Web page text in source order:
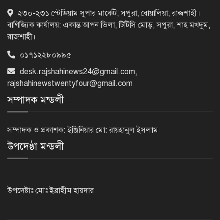
রাষ্ট্রপতি নির্বাচন: ডাকা হবে সংসদের বিশেষ
অধিবেশন
আহ্বান এমপি জামালের
২৩০-২৩১ স্টেডিয়াম সুপার মার্কেট, সপুরা, বোয়ালিয়া, রাজশাহী।
বাণিজ্যিক কার্যালয়: একান্ত আপন ভিলা, টিটিসি মোড়, সপুরা, শাহ মখদুম,
রাজশাহী।
০১৭১২২৮০৯৯৫
desk.rajshahinews24@gmail.com,
rajshahinewstwentyfour@gmail.com
সম্পাদক মন্ডলী
সম্পাদক ও প্রকাশক: ইঞ্জিনিয়ার মো: রায়হানুল ইসলাম
উপদেষ্ঠা মন্ডলী
উপদেষ্টাঃ মোঃ ইব্রাহীম হায়দার